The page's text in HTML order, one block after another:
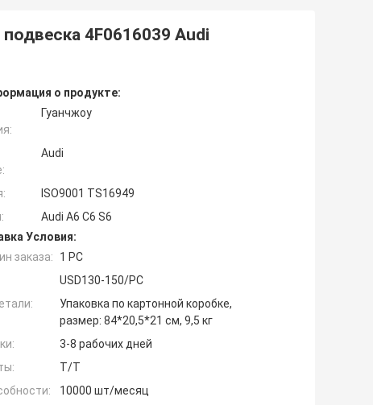
4F0616039 Audi
о продукте:
Гуанчжоу
Audi
ISO9001 TS16949
Audi A6 C6 S6
Условия:
заказа:
1 PC
USD130-150/PC
Упаковка по картонной коробке,
размер: 84*20,5*21 см, 9,5 кг
3-8 рабочих дней
T/T
10000 шт/месяц